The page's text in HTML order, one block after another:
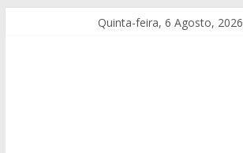
Quinta-feira, 6 Agosto, 2026